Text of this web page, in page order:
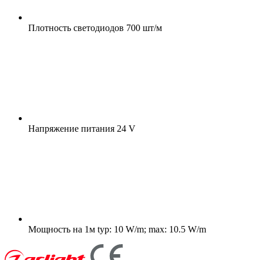
Плотность светодиодов 700 шт/м
Напряжение питания 24 V
Мощность на 1м typ: 10 W/m; max: 10.5 W/m